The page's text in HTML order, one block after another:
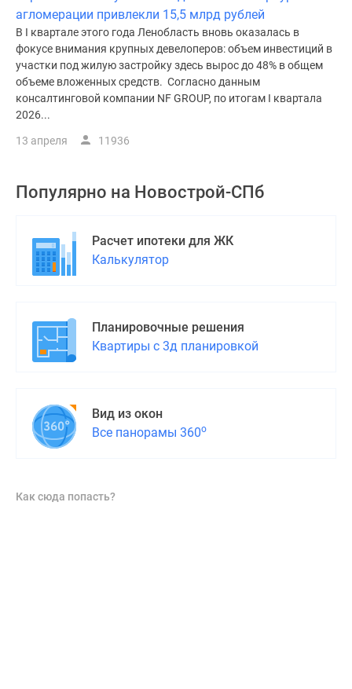
агломерации привлекли 15,5 млрд рублей
В I квартале этого года Ленобласть вновь оказалась в
фокусе внимания крупных девелоперов: объем инвестиций в
участки под жилую застройку здесь вырос до 48% в общем
объеме вложенных средств. Согласно данным
консалтинговой компании NF GROUP, по итогам I квартала
2026...
13 апреля 11936
Популярно на Новострой-СПб
Расчет ипотеки для ЖК
Калькулятор
Планировочные решения
Квартиры с 3д планировкой
Вид из окон
Все панорамы 360о
Как сюда попасть?